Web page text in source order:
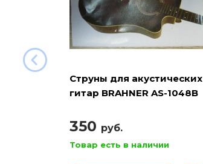
Струны для акустических
гитар BRAHNER AS-1048B
350 руб.
Товар есть в наличии